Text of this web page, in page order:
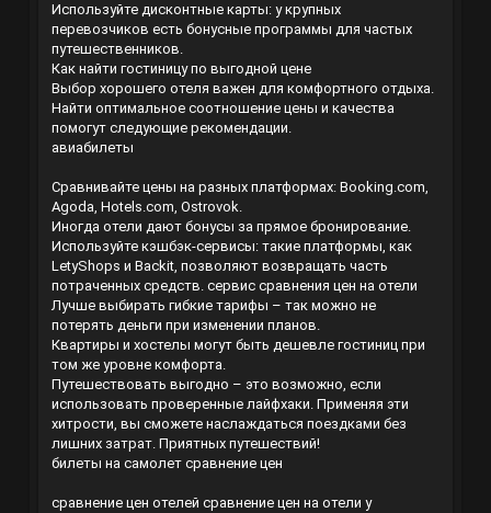
Используйте дисконтные карты: у крупных
перевозчиков есть бонусные программы для частых
путешественников.
Как найти гостиницу по выгодной цене
Выбор хорошего отеля важен для комфортного отдыха.
Найти оптимальное соотношение цены и качества
помогут следующие рекомендации.
авиабилеты
Сравнивайте цены на разных платформах: Booking.com,
Agoda, Hotels.com, Ostrovok.
Иногда отели дают бонусы за прямое бронирование.
Используйте кэшбэк-сервисы: такие платформы, как
LetyShops и Backit, позволяют возвращать часть
потраченных средств. сервис сравнения цен на отели
Лучше выбирать гибкие тарифы – так можно не
потерять деньги при изменении планов.
Квартиры и хостелы могут быть дешевле гостиниц при
том же уровне комфорта.
Путешествовать выгодно – это возможно, если
использовать проверенные лайфхаки. Применяя эти
хитрости, вы сможете наслаждаться поездками без
лишних затрат. Приятных путешествий!
билеты на самолет сравнение цен
сравнение цен отелей сравнение цен на отели у